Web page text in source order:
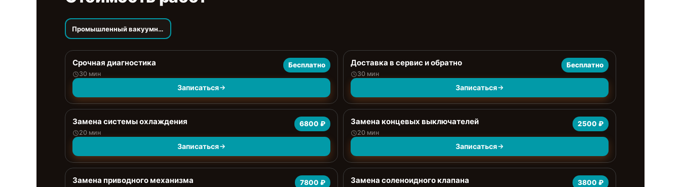
Промышленный вакуумный упаковщик
Срочная диагностика
30 мин
Бесплатно
Записаться
Доставка в сервис и обратно
30 мин
Бесплатно
Записаться
Замена системы охлаждения
20 мин
6800 ₽
Записаться
Замена концевых выключателей
20 мин
2500 ₽
Записаться
Замена приводного механизма 7800 ₽ Замена соленоидного клапана 3800 ₽